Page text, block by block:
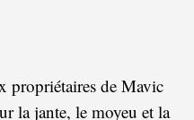
propriétaires de Mavic
la jante, le moyeu et la